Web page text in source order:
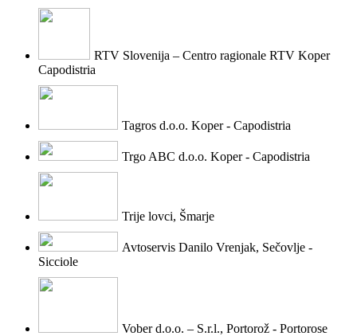
RTV Slovenija – Centro ragionale RTV Koper
Capodistria
Tagros d.o.o. Koper - Capodistria
Trgo ABC d.o.o. Koper - Capodistria
Trije lovci, Šmarje
Avtoservis Danilo Vrenjak, Sečovlje -
Sicciole
Vober d.o.o. – S.r.l., Portorož - Portorose